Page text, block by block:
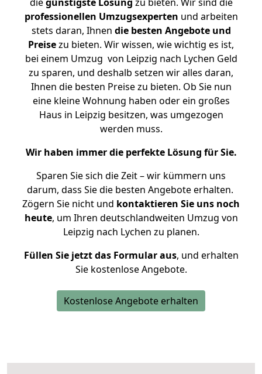
professionellen Umzugsexperten und arbeiten
stets daran, Ihnen die besten Angebote und
Preisezu bieten. Wir wissen, wie wichtig es ist,
bei einem Umzug von Leipzig nach Lychen Geld
zu sparen, und deshalb setzen wir alles daran,
Ihnen die besten Preise zu bieten. Ob Sie nun
eine kleine Wohnung haben oder ein großes
Haus in Leipzig besitzen, was umgezogen
werden muss.
Wir haben immer die perfekte Lösung für Sie.
Sparen Sie sich die Zeit – wir kümmern uns
darum, dass Sie die besten Angebote erhalten.
Zögern Sie nicht und kontaktieren Sie uns noch
heute, um Ihren deutschlandweiten Umzug von
Leipzig nach Lychen zu planen.
Füllen Sie jetzt das Formular aus, und erhalten
Sie kostenlose Angebote.
Kostenlose Angebote erhalten